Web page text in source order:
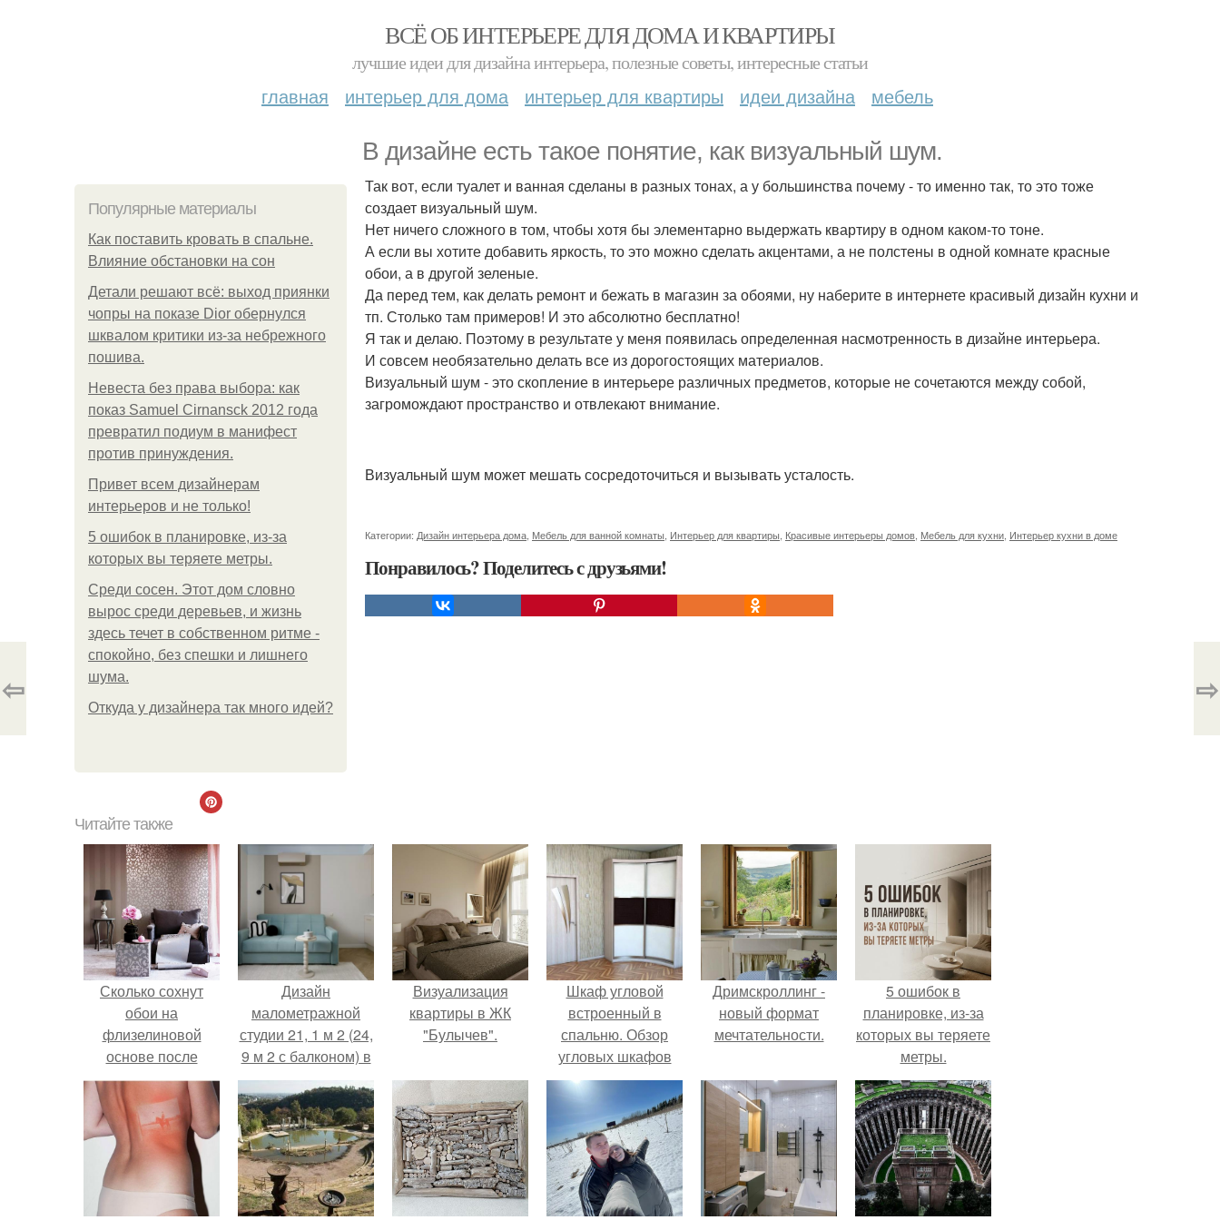
ВСЁ ОБ ИНТЕРЬЕРЕ ДЛЯ ДОМА И КВАРТИРЫ
лучшие идеи для дизайна интерьера, полезные советы, интересные статьи
главная интерьер для дома интерьер для квартиры идеи дизайна мебель
В дизайне есть такое понятие, как визуальный шум.
Популярные материалы
Как поставить кровать в спальне.
Влияние обстановки на сон
Детали решают всё: выход приянки
чопры на показе Dior обернулся
шквалом критики из-за небрежного
пошива.
Невеста без права выбора: как
показ Samuel Cirnansck 2012 года
превратил подиум в манифест
против принуждения.
Привет всем дизайнерам
интерьеров и не только!
5 ошибок в планировке, из-за
которых вы теряете метры.
Среди сосен. Этот дом словно
вырос среди деревьев, и жизнь
здесь течет в собственном ритме -
спокойно, без спешки и лишнего
шума.
Откуда у дизайнера так много идей?
Так вот, если туалет и ванная сделаны в разных тонах, а у большинства почему - то именно так, то это тоже
создает визуальный шум.
Нет ничего сложного в том, чтобы хотя бы элементарно выдержать квартиру в одном каком-то тоне.
А если вы хотите добавить яркость, то это можно сделать акцентами, а не полстены в одной комнате красные
обои, а в другой зеленые.
Да перед тем, как делать ремонт и бежать в магазин за обоями, ну наберите в интернете красивый дизайн кухни и
тп. Столько там примеров! И это абсолютно бесплатно!
Я так и делаю. Поэтому в результате у меня появилась определенная насмотренность в дизайне интерьера.
И совсем необязательно делать все из дорогостоящих материалов.
Визуальный шум - это скопление в интерьере различных предметов, которые не сочетаются между собой,
загромождают пространство и отвлекают внимание.
Визуальный шум может мешать сосредоточиться и вызывать усталость.
Категории: Дизайн интерьера дома Мебель для ванной комнаты Интерьер для квартиры Красивые интерьеры домов Мебель для кухни Интерьер кухни в доме
Понравилось? Поделитесь с друзьями!
⇦ ⇨
Читайте также
Сколько сохнут
обои на
флизелиновой
основе после
поклейки. Когда
высохнет клей?
Дизайн
малометражной
студии 21, 1 м 2 (24,
9 м 2 с балконом) в
Краснодаре.
Визуализация
квартиры в ЖК
"Булычев".
Шкаф угловой
встроенный в
спальню. Обзор
угловых шкафов
для спальни, и
существующих
вариантов
Дримскроллинг -
новый формат
мечтательности.
5 ошибок в
планировке, из-за
которых вы теряете
метры.